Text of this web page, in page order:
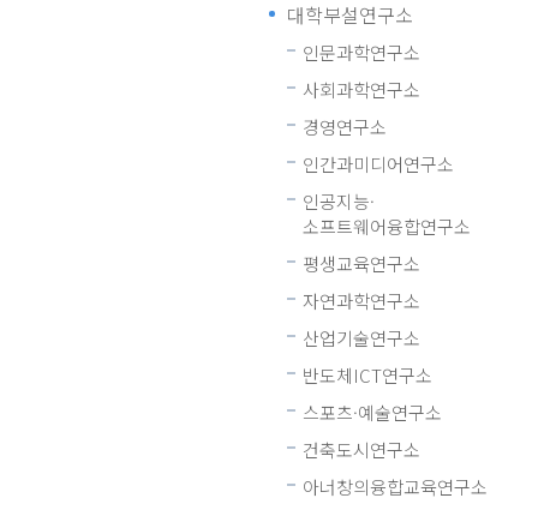
대학부설연구소
인문과학연구소
사회과학연구소
경영연구소
인간과미디어연구소
인공지능·
소프트웨어융합연구소
평생교육연구소
자연과학연구소
산업기술연구소
반도체ICT연구소
스포츠·예술연구소
건축도시연구소
아너창의융합교육연구소